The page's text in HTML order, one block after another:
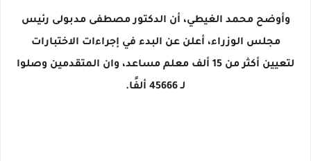
وأوضح محمد الغيطي، أن الدكتور مصطفى مدبولى رئيس
مجلس الوزراء، أعلن عن البدء في إجراءات الاختبارات
لتعيين أكثر من 15 ألف معلم مساعد، وان المتقدمين وصلوا
لـ 45666 ألفًا.